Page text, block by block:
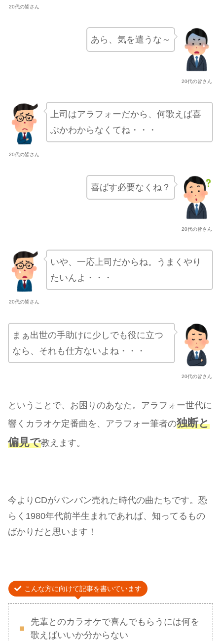
20代の皆さん
20代の皆さん
あら、気を遣うな～
20代の皆さん
上司はアラフォーだから、何歌えば喜
ぶかわからなくてね・・・
20代の皆さん
喜ばす必要なくね？
20代の皆さん
いや、一応上司だからね。うまくやり
たいんよ・・・
20代の皆さん
まぁ出世の手助けに少しでも役に立つ
なら、それも仕方ないよね・・・
ということで、お困りのあなた。アラフォー世代に
響くカラオケ定番曲を、アラフォー筆者の独断と
偏見で教えます。
今よりCDがバンバン売れた時代の曲たちです。恐
らく1980年代前半生まれであれば、知ってるもの
ばかりだと思います！
こんな方に向けて記事を書いています
先輩とのカラオケで喜んでもらうには何を
歌えばいいか分からない